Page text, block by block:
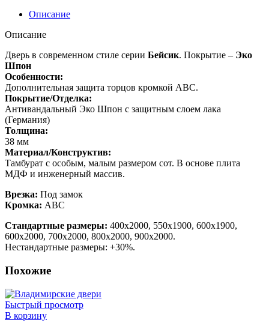
Описание
Описание
Дверь в современном стиле серии Бейсик. Покрытие – Эко
Шпон
Особенности:
Дополнительная защита торцов кромкой ABС.
Покрытие/Отделка:
Антивандальный Эко Шпон с защитным слоем лака
(Германия)
Толщина:
38 мм
Материал/Конструктив:
Тамбурат с особым, малым размером сот. В основе плита
МДФ и инженерный массив.
Врезка: Под замок
Кромка: ABС
Стандартные размеры: 400х2000, 550х1900, 600х1900,
600х2000, 700х2000, 800х2000, 900х2000.
Нестандартные размеры: +30%.
Похожие
Быстрый просмотр
В корзину